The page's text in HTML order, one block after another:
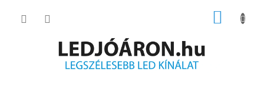
KOSÁR